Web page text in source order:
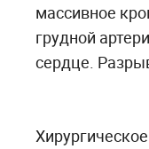
массивное
грудной
сердце.